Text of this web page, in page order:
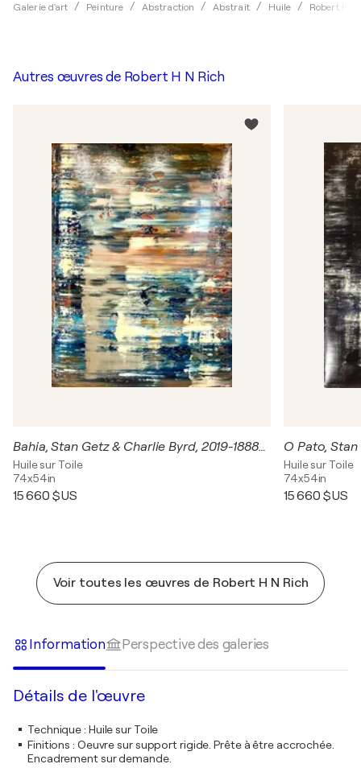
Galerie d'art Peinture Abstraction Abstrait Huile Robert H N
Autres œuvres de Robert H N Rich
Bahia, Stan Getz & Charlie Byrd, 2019-1888-4
Huile sur Toile
74x54in
15 660 $US
Huile sur Toile
74x54in
15 660 $US
Voir toutes les œuvres de Robert H N Rich
Information Perspective des galeries
Détails de l'œuvre
Technique: Huile sur Toile
Finitions : Oeuvre sur support rigide. Prête à être accrochée.
Encadrement sur demande.